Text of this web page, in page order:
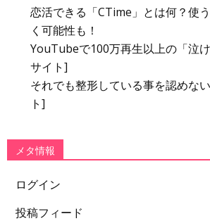
恋活できる「CTime」とは何？使
く可能性も！
YouTubeで100万再生以上の「泣
サイト]
それでも整形している事を認めな
ト]
メタ情報
ログイン
投稿フィード